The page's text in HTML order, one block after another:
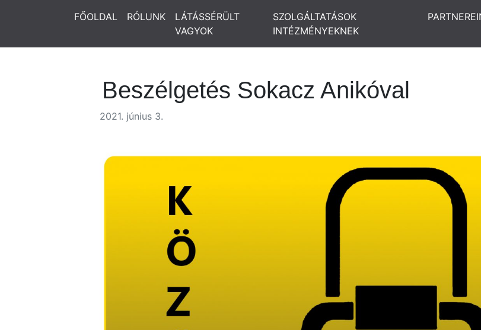
FŐOLDAL RÓLUNK
LÁTÁSSÉRÜLT
VAGYOK
SZOLGÁLTATÁSOK
INTÉZMÉNYEKNEK
Beszélgetés Sokacz Anikóval
2021. június 3.